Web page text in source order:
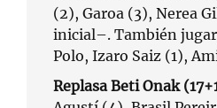
(2), Garoa (3), Nerea
inicial–. También
Polo, Izaro Saiz (1),
Replasa Beti Onak